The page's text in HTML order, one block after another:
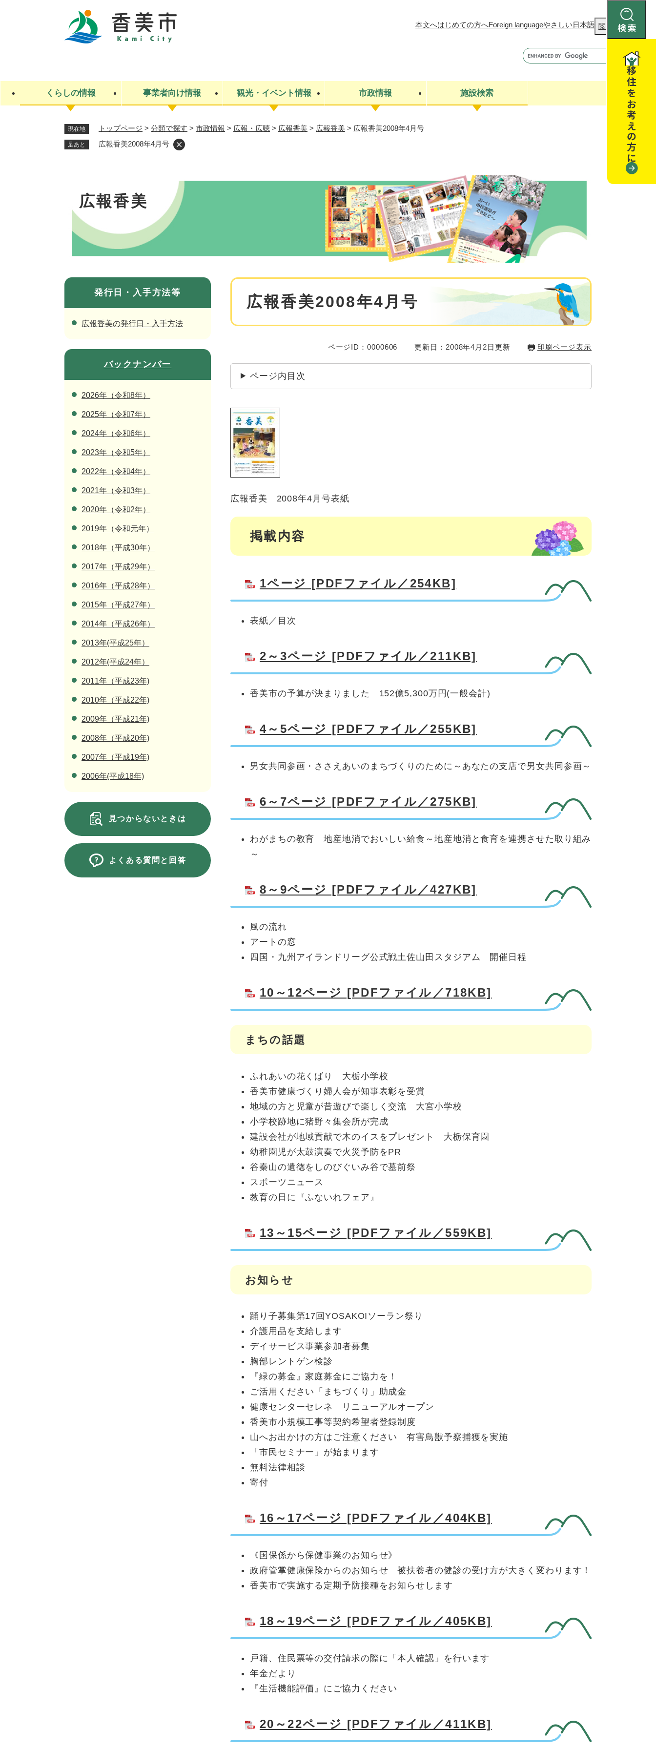
検
索
本文へはじめての方へForeign languageやさしい日本語 閲覧補助
索
くらしの情報
ライフステージ 住民票・戸籍
閉じる
事業者向け情報
産業振興
観光・イベント情報
観光スポット・観光施設 イベント・お祭り・特産品
市政情報
市政への参加
施設検索
現在地 トップページ > 分類で探す > 市政情報 > 広報・広聴 > 広報香美 > 広報香美 > 広報香美2008年4月号
足あと 広報香美2008年4月号
広報香美
本
広報香美2008年4月号
ページID：0000606 更新日：2008年4月2日更新 印刷ページ表示
ページ内目次
広報香美 2008年4月号表紙
掲載内容
1ページ [PDFファイル／254KB]
表紙／目次
2～3ページ [PDFファイル／211KB]
香美市の予算が決まりました 152億5,300万円(一般会計)
4～5ページ [PDFファイル／255KB]
男女共同参画・ささえあいのまちづくりのために～あなたの支店で男女共同参画～
6～7ページ [PDFファイル／275KB]
わがまちの教育 地産地消でおいしい給食～地産地消と食育を連携させた取り組み
～
8～9ページ [PDFファイル／427KB]
風の流れ
アートの窓
四国・九州アイランドリーグ公式戦土佐山田スタジアム 開催日程
10～12ページ [PDFファイル／718KB]
まちの話題
ふれあいの花くばり 大栃小学校
香美市健康づくり婦人会が知事表彰を受賞
地域の方と児童が昔遊びで楽しく交流 大宮小学校
小学校跡地に猪野々集会所が完成
建設会社が地域貢献で木のイスをプレゼント 大栃保育園
幼稚園児が太鼓演奏で火災予防をPR
谷秦山の遺徳をしのびぐいみ谷で墓前祭
スポーツニュース
教育の日に『ふないれフェア』
13～15ページ [PDFファイル／559KB]
お知らせ
踊り子募集第17回YOSAKOIソーラン祭り
介護用品を支給します
デイサービス事業参加者募集
胸部レントゲン検診
『緑の募金』家庭募金にご協力を！
ご活用ください「まちづくり」助成金
健康センターセレネ リニューアルオープン
香美市小規模工事等契約希望者登録制度
山へお出かけの方はご注意ください 有害鳥獣予察捕獲を実施
「市民セミナー」が始まります
無料法律相談
寄付
16～17ページ [PDFファイル／404KB]
《国保係から保健事業のお知らせ》
政府管掌健康保険からのお知らせ 被扶養者の健診の受け方が大きく変わります！
香美市で実施する定期予防接種をお知らせします
18～19ページ [PDFファイル／405KB]
戸籍、住民票等の交付請求の際に「本人確認」を行います
年金だより
『生活機能評価』にご協力ください
20～22ページ [PDFファイル／411KB]
発行日・入手方法等
広報香美の発行日・入手方法
バックナンバー
2026年（令和8年）
2025年（令和7年）
2024年（令和6年）
2023年（令和5年）
2022年（令和4年）
2021年（令和3年）
2020年（令和2年）
2019年（令和元年）
2018年（平成30年）
2017年（平成29年）
2016年（平成28年）
2015年（平成27年）
2014年（平成26年）
2013年(平成25年）
2012年(平成24年）
2011年（平成23年)
2010年（平成22年)
2009年（平成21年)
2008年（平成20年)
2007年（平成19年)
2006年(平成18年)
見つからないときは
よくある質問と回答